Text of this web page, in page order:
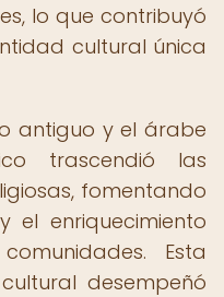
lo que contribuyó
cultural única
antiguo y el árabe
trascendió las
fomentando
el enriquecimiento
Esta
desempeñó